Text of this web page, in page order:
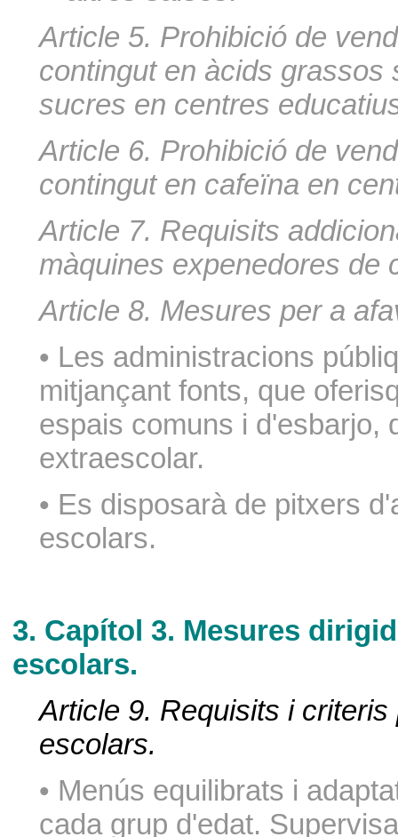
Article 5. Prohibició de
contingut en àcids
sucres en centres
Article 6. Prohibició de
contingut en cafeïna en
Article 7. Requisits
màquines expenedores de
Article 8. Mesures per a
• Les administracions
mitjançant fonts, que
espais comuns i d'esbarjo,
extraescolar.
• Es disposarà de pitxers
escolars.
3. Capítol 3. Mesures
escolars.
Article 9. Requisits i
escolars.
• Menús equilibrats i
cada grup d'edat.